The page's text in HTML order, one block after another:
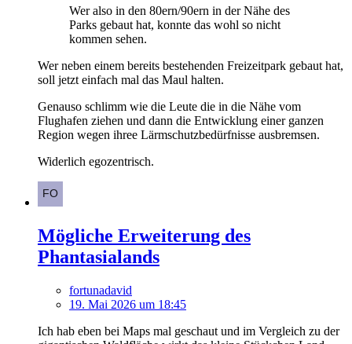
Wer also in den 80ern/90ern in der Nähe des
Parks gebaut hat, konnte das wohl so nicht
kommen sehen.
Wer neben einem bereits bestehenden Freizeitpark gebaut hat,
soll jetzt einfach mal das Maul halten.
Genauso schlimm wie die Leute die in die Nähe vom
Flughafen ziehen und dann die Entwicklung einer ganzen
Region wegen ihree Lärmschutzbedürfnisse ausbremsen.
Widerlich egozentrisch.
Mögliche Erweiterung des
Phantasialands
fortunadavid
19. Mai 2026 um 18:45
Ich hab eben bei Maps mal geschaut und im Vergleich zu der